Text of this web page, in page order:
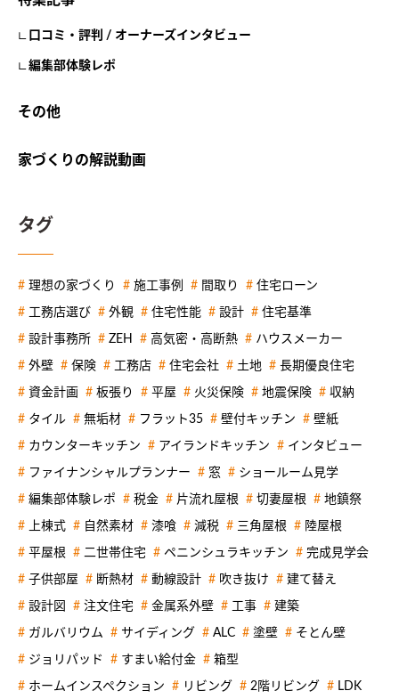
口コミ・評判 / オーナーズインタビュー
編集部体験レポ
その他
家づくりの解説動画
タグ
理想の家づくり 施工事例 間取り 住宅ローン
工務店選び 外観 住宅性能 設計 住宅基準
設計事務所 ZEH 高気密・高断熱 ハウスメーカー
外壁 保険 工務店 住宅会社 土地 長期優良住宅
資金計画 板張り 平屋 火災保険 地震保険 収納
タイル 無垢材 フラット35 壁付キッチン 壁紙
カウンターキッチン アイランドキッチン インタビュー
ファイナンシャルプランナー 窓 ショールーム見学
編集部体験レポ 税金 片流れ屋根 切妻屋根 地鎮祭
上棟式 自然素材 漆喰 減税 三角屋根 陸屋根
平屋根 二世帯住宅 ペニンシュラキッチン 完成見学会
子供部屋 断熱材 動線設計 吹き抜け 建て替え
設計図 注文住宅 金属系外壁 工事 建築
ガルバリウム サイディング ALC 塗壁 そとん壁
ジョリパッド すまい給付金 箱型
ホームインスペクション リビング 2階リビング LDK